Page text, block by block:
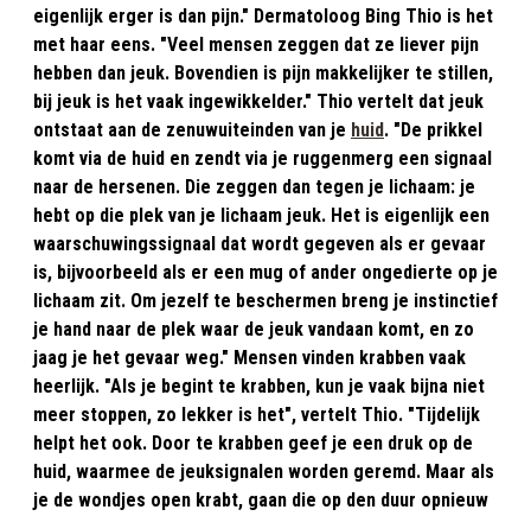
eigenlijk erger is dan pijn." Dermatoloog Bing Thio is het
met haar eens. "Veel mensen zeggen dat ze liever pijn
hebben dan jeuk. Bovendien is pijn makkelijker te stillen,
bij jeuk is het vaak ingewikkelder." Thio vertelt dat jeuk
ontstaat aan de zenuwuiteinden van je huid. "De prikkel
komt via de huid en zendt via je ruggenmerg een signaal
naar de hersenen. Die zeggen dan tegen je lichaam: je
hebt op die plek van je lichaam jeuk. Het is eigenlijk een
waarschuwingssignaal dat wordt gegeven als er gevaar
is, bijvoorbeeld als er een mug of ander ongedierte op je
lichaam zit. Om jezelf te beschermen breng je instinctief
je hand naar de plek waar de jeuk vandaan komt, en zo
jaag je het gevaar weg." Mensen vinden krabben vaak
heerlijk. "Als je begint te krabben, kun je vaak bijna niet
meer stoppen, zo lekker is het", vertelt Thio. "Tijdelijk
helpt het ook. Door te krabben geef je een druk op de
huid, waarmee de jeuksignalen worden geremd. Maar als
je de wondjes open krabt, gaan die op den duur opnieuw